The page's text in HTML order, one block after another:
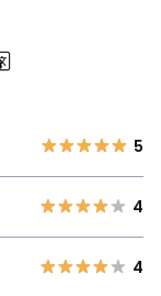
5
4
4